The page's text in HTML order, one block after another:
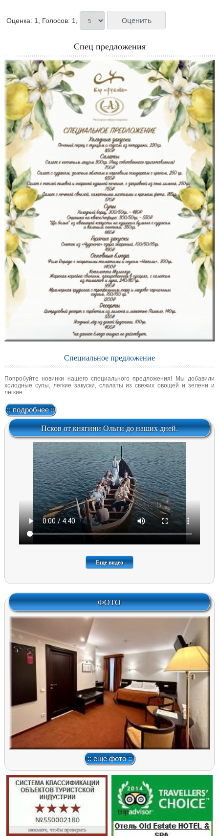
Оценка: 1, Голосов: 1,
Спец предложения
Специальное предложение
Попробуйте новинки нашего специального предложения! Мы добавили
холодные супы, легкие закуски, слалаты из свежих овощей и зелени и
легкие...
:: подробнее ::
Псков от княгини Ольги до наших дней.
Еще видео
ФОТО
:: еще фото ::